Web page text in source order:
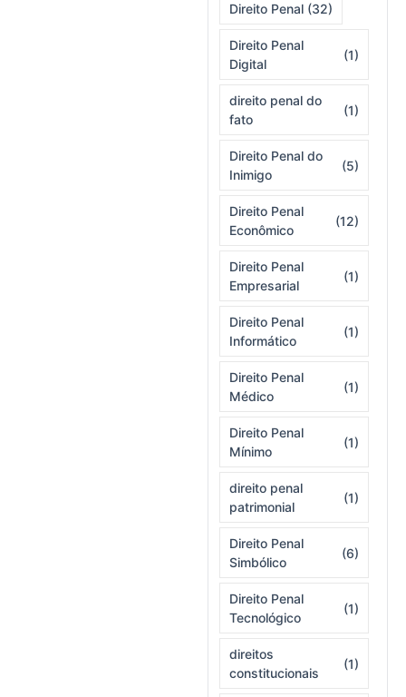
Direito Penal (32)
Direito Penal
Digital
(1)
direito penal do
fato
(1)
Direito Penal do
Inimigo
(5)
Direito Penal
Econômico
(12)
Direito Penal
Empresarial
(1)
Direito Penal
Informático
(1)
Direito Penal
Médico
(1)
Direito Penal
Mínimo
(1)
direito penal
patrimonial
(1)
Direito Penal
Simbólico
(6)
Direito Penal
Tecnológico
(1)
direitos
constitucionais
(1)